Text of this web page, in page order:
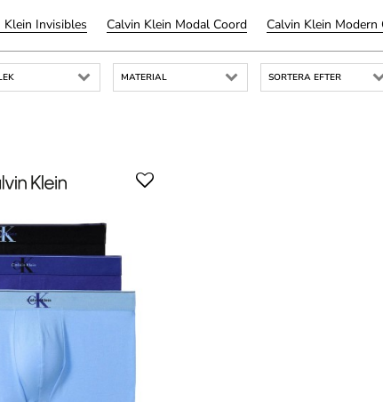
Klein Invisibles Calvin Klein Modal Coord Calvin Klein Modern
MATERIAL SORTERA EFTER